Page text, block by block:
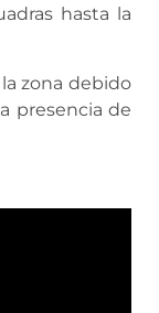
hasta la
zona debido
presencia de